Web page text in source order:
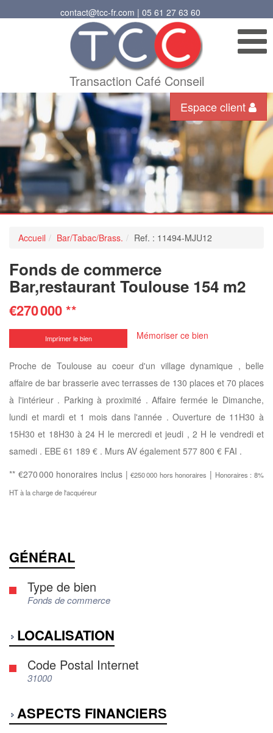
contact@tcc-fr.com | 05 61 27 63 60
Transaction Café Conseil
Espace client
Accueil Bar/Tabac/Brass. Ref. : 11494-MJU12
Fonds de commerce
Bar,restaurant Toulouse 154 m2
€270 000**
Imprimer le bien Mémoriser ce bien
Proche de Toulouse au coeur d'un village dynamique , belle
affaire de bar brasserie avec terrasses de 130 places et 70 places
à l'intérieur . Parking à proximité . Affaire fermée le Dimanche,
lundi et mardi et 1 mois dans l'année . Ouverture de 11H30 à
15H30 et 18H30 à 24 H le mercredi et jeudi , 2 H le vendredi et
samedi . EBE 61 189 € . Murs AV également 577 800 € FAI .
** €270 000 honoraires inclus |€250 000 hors honoraires | Honoraires : 8%
HT à la charge de l'acquéreur
GÉNÉRAL
Type de bien
Fonds de commerce
LOCALISATION
Code Postal Internet
31000
ASPECTS FINANCIERS